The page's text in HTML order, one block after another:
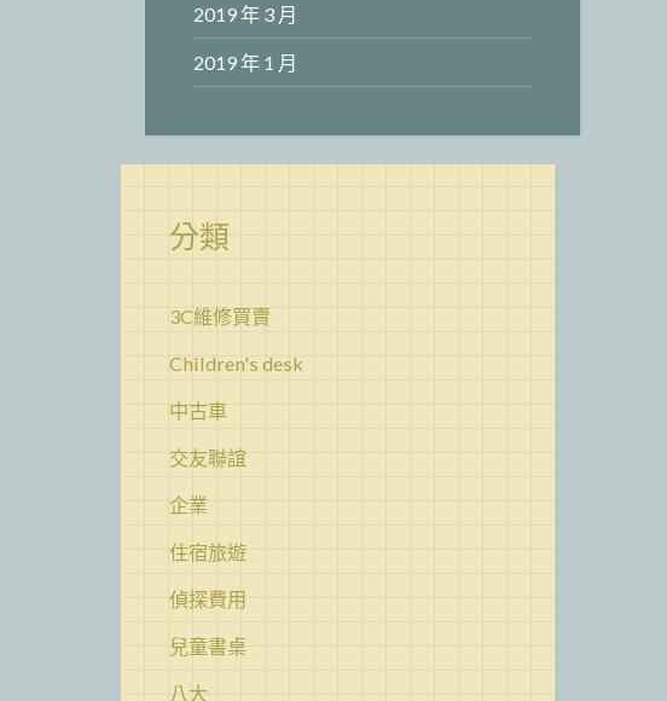
2019 年 3 月
2019 年 1 月
分類
3C維修買賣
Children's desk
中古車
交友聯誼
企業
住宿旅遊
偵探費用
兒童書桌
八大